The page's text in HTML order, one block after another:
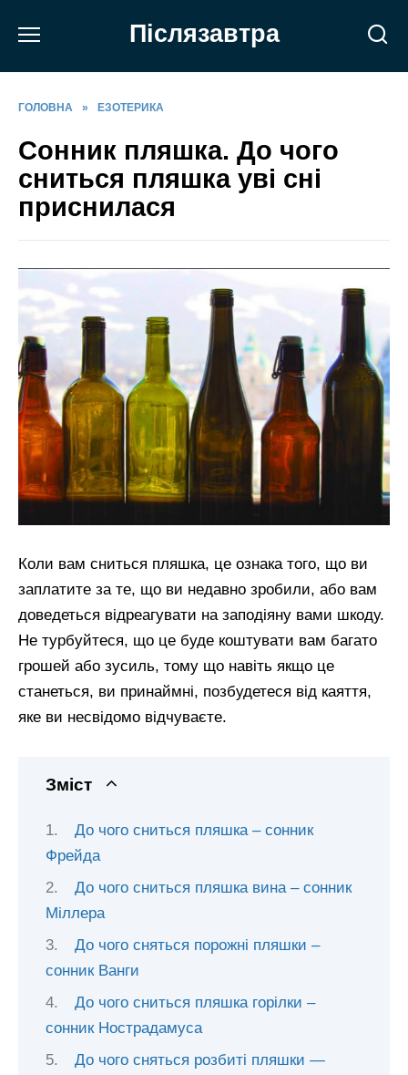
Післязавтра
ГОЛОВНА » ЕЗОТЕРИКА
Сонник пляшка. До чого
сниться пляшка уві сні
приснилася
Коли вам сниться пляшка, це ознака того, що ви
заплатите за те, що ви недавно зробили, або вам
доведеться відреагувати на заподіяну вами шкоду.
Не турбуйтеся, що це буде коштувати вам багато
грошей або зусиль, тому що навіть якщо це
станеться, ви принаймні, позбудетеся від каяття,
яке ви несвідомо відчуваєте.
Зміст
До чого сниться пляшка – сонник
Фрейда
До чого сниться пляшка вина – сонник
Міллера
До чого сняться порожні пляшки –
сонник Ванги
До чого сниться пляшка горілки –
сонник Нострадамуса
До чого сняться розбиті пляшки —